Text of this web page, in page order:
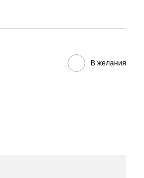
В желания